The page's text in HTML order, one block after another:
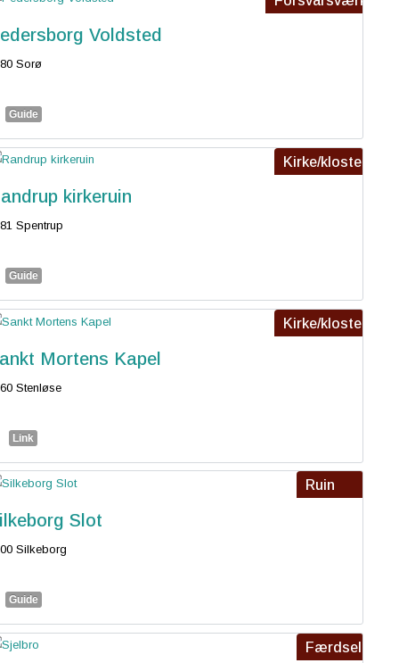
Voldsted
Sorø
Guide
Kirke/kloster
kirkeruin
Spentrup
Guide
Kirke/kloster
Mortens Kapel
Stenløse
Link
Ruin
Slot
Silkeborg
Guide
Færdsel